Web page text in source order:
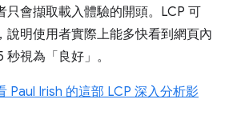
只會擷取載入體驗的開頭。LCP 可
說明使用者實際上能多快看到網頁內
視為「良好」。
Paul Irish 的這部 LCP 深入分析影